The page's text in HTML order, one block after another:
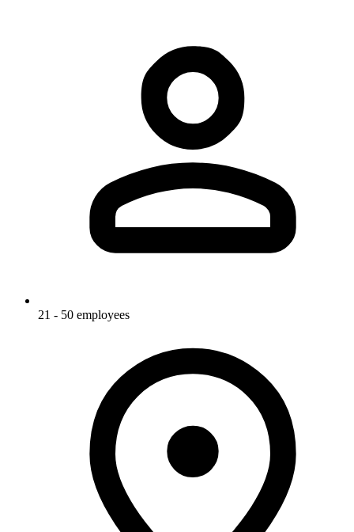
21 - 50 employees